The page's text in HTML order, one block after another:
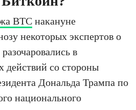
BTC накануне
некоторых экспертов о
в
действий со стороны
Дональда Трампа по
национального